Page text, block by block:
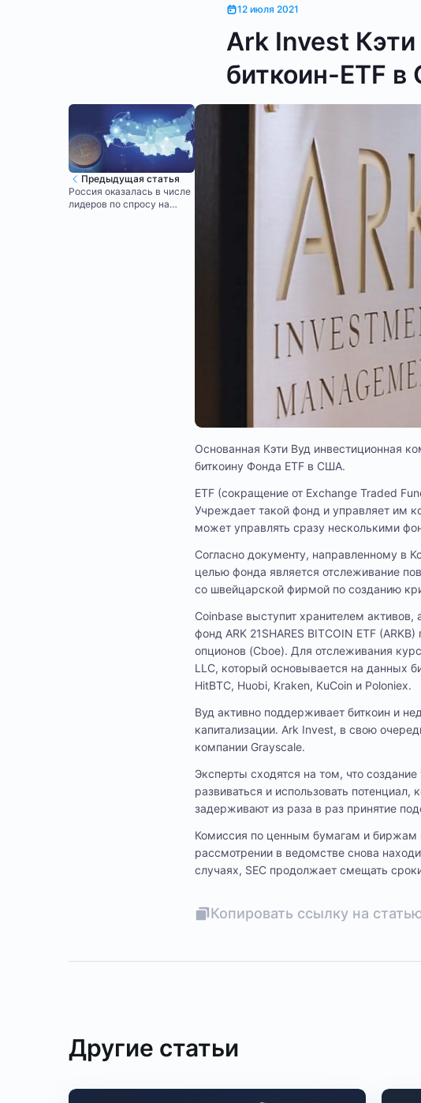
12 июля 2021
Ark Invest Кэти
биткоин-ETF
Предыдущая статья
Россия оказалась в числе
лидеров по спросу на
Основанная Кэти Вуд инвестиционная
биткоину Фонда ETF в США.
ETF (сокращение от Exchange Traded
Учреждает такой фонд и управляет им
может управлять сразу несколькими
Согласно документу, направленному
целью фонда является отслеживание
со швейцарской фирмой по созданию
Coinbase выступит хранителем
фонд ARK 21SHARES BITCOIN ETF
опционов (Cboe). Для отслеживания
LLC, который основывается на данных
HitBTC, Huobi, Kraken, KuCoin и Poloniex.
Вуд активно поддерживает биткоин и
капитализации. Ark Invest, в свою
компании Grayscale.
Эксперты сходятся на том, что
развиваться и использовать
задерживают из раза в раз принятие
Комиссия по ценным бумагам и биржам
рассмотрении в ведомстве снова
случаях, SEC продолжает смещать
Копировать ссылку на
Другие статьи